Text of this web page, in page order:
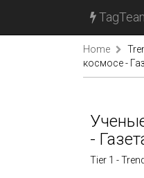
Home
космосе -
-
Tier 1 -